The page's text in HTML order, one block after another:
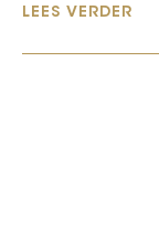
LEES VERDER